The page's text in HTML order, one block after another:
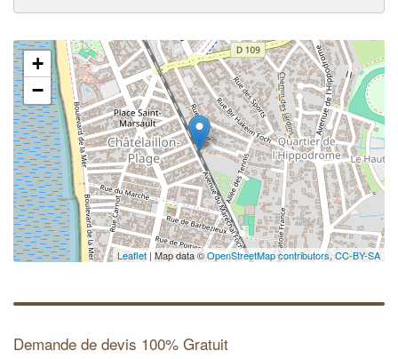
+
−
Leaflet| Map data ©OpenStreetMap contributors, CC-BY-SA
Demande de devis 100% Gratuit